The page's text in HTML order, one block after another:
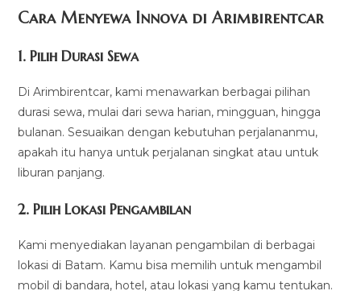
Cara Menyewa Innova di Arimbirentcar
1.Pilih Durasi Sewa
Di Arimbirentcar, kami menawarkan berbagai pilihan
durasi sewa, mulai dari sewa harian, mingguan, hingga
bulanan. Sesuaikan dengan kebutuhan perjalananmu,
apakah itu hanya untuk perjalanan singkat atau untuk
liburan panjang.
2.Pilih Lokasi Pengambilan
Kami menyediakan layanan pengambilan di berbagai
lokasi di Batam. Kamu bisa memilih untuk mengambil
mobil di bandara, hotel, atau lokasi yang kamu tentukan.